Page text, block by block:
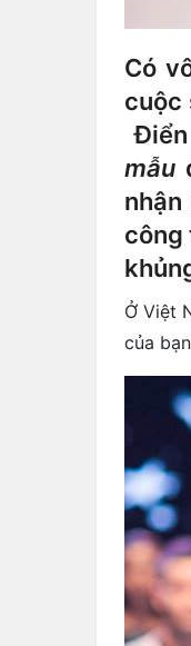
Có
cuộc
mẫu
công
Ở Việt
của